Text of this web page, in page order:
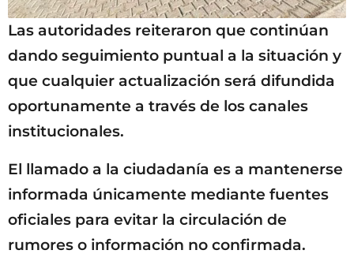
Las autoridades reiteraron que continúan
dando seguimiento puntual a la situación y
que cualquier actualización será difundida
oportunamente a través de los canales
institucionales.
El llamado a la ciudadanía es a mantenerse
informada únicamente mediante fuentes
oficiales para evitar la circulación de
rumores o información no confirmada.